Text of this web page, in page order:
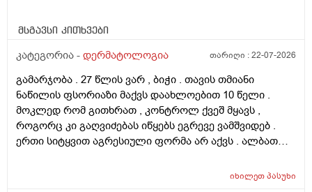
მსგავსი კითხვები
კატეგორია - დერმატოლოგია თარიღი :22-07-2026
გამარჯობა . 27 წლის ვარ , ბიჭი . თავის თმიანი
ნაწილის ფსორიაზი მაქვს დაახლოებით 10 წელი .
მოკლედ რომ გითხრათ , კონტროლ ქვეშ მყავს ,
როგორც კი გაღვიძებას იწყებს ეგრევე ვამშვიდებ .
ერთი სიტყვით აგრესიული ფორმა არ აქვს . ალბათ
ასაკი და გენეტიკა , ზუსტად ვერ გეტყვით მაგრამ
იხილეთპასუხი